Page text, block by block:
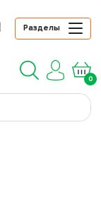
Разделы
0